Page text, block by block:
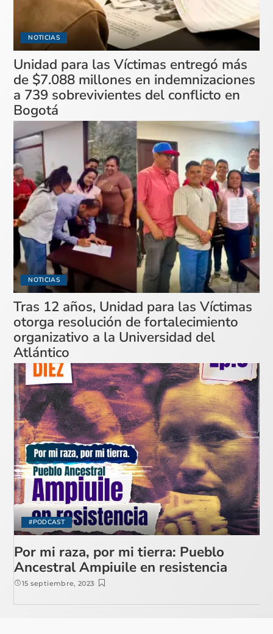
NOTICIAS
Unidad para las Víctimas entregó más
de $7.088 millones en indemnizaciones
a 739 sobrevivientes del conflicto en
Bogotá
NOTICIAS
Tras 12 años, Unidad para las Víctimas
otorga resolución de fortalecimiento
organizativo a la Universidad del
Atlántico
#PODCAST
Por mi raza, por mi tierra: Pueblo
Ancestral Ampiuile en resistencia
15 septiembre, 2023